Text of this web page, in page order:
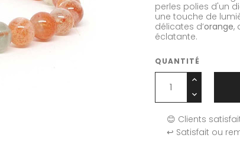
perles polies d'un
une touche de
délicates d’orange,
éclatante.
QUANTITÉ
😊 Clients
↩️ Satisfait ou